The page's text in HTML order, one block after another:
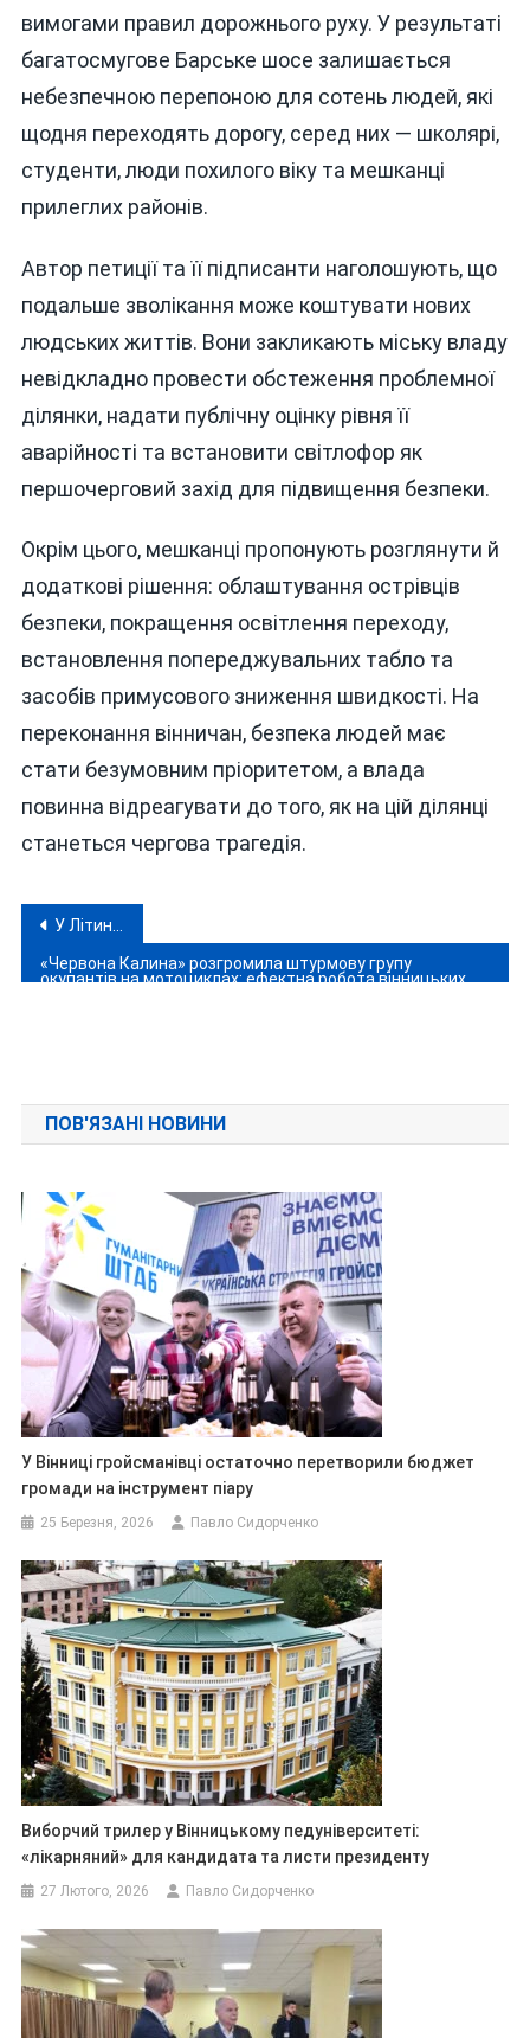
вимогами правил дорожнього руху. У результаті
багатосмугове Барське шосе залишається
небезпечною перепоною для сотень людей, які
щодня переходять дорогу, серед них — школярі,
студенти, люди похилого віку та мешканці
прилеглих районів.
Автор петиції та її підписанти наголошують, що
подальше зволікання може коштувати нових
людських життів. Вони закликають міську владу
невідкладно провести обстеження проблемної
ділянки, надати публічну оцінку рівня її
аварійності та встановити світлофор як
першочерговий захід для підвищення безпеки.
Окрім цього, мешканці пропонують розглянути й
додаткові рішення: облаштування острівців
безпеки, покращення освітлення переходу,
встановлення попереджувальних табло та
засобів примусового зниження швидкості. На
переконання вінничан, безпека людей має
стати безумовним пріоритетом, а влада
повинна відреагувати до того, як на цій ділянці
станеться чергова трагедія.
Навігація
записів
У Літинській виправній колонії сталася пожежа: обійшлося без постраждалих
«Червона Калина» розгромила штурмову групу
окупантів на мотоциклах: ефектна робота вінницьких
ПОВ'ЯЗАНІ НОВИНИ
У Вінниці гройсманівці остаточно перетворили бюджет
громади на інструмент піару
25 Березня, 2026 Павло Сидорченко
Виборчий трилер у Вінницькому педуніверситеті:
«лікарняний» для кандидата та листи президенту
27 Лютого, 2026 Павло Сидорченко